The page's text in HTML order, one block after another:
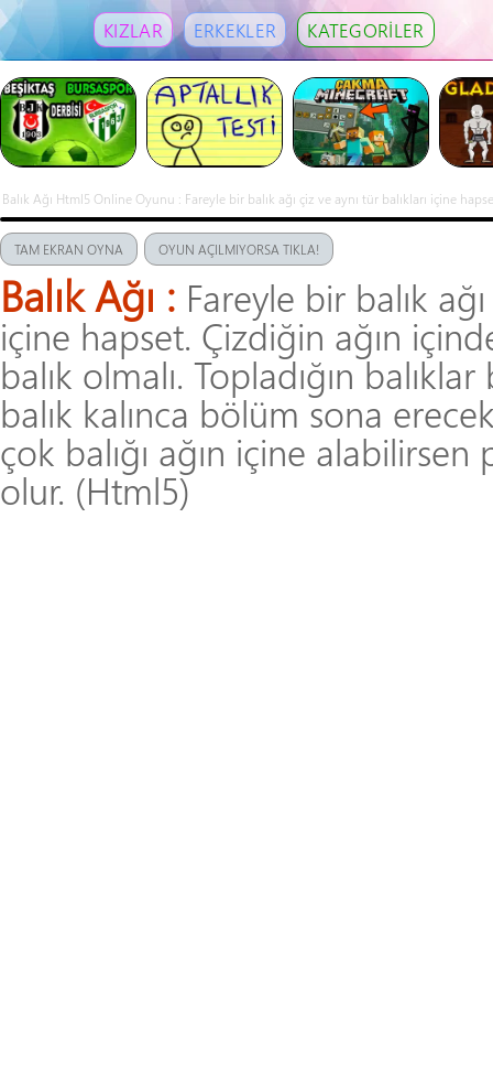
KIZLAR ERKEKLER KATEGORİLER
Balık Ağı Html5 Online Oyunu : Fareyle bir balık ağı çiz ve aynı tür balıkları içine
bölüm sona erecek.
TAM EKRAN OYNA
OYUN AÇILMIYORSA TIKLA!
Balık Ağı : Fareyle bir balık
içine hapset. Çizdiğin ağın
balık olmalı. Topladığın
balık kalınca bölüm sona
çok balığı ağın içine
olur. (Html5)